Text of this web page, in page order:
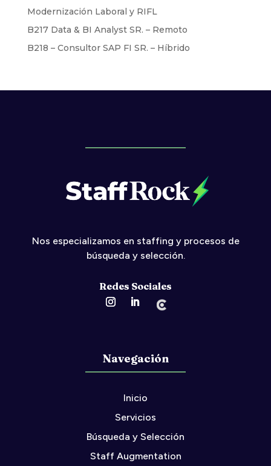
Modernización Laboral y RIFL
B217 Data & BI Analyst SR. – Remoto
B218 – Consultor SAP FI SR. – Híbrido
Nos especializamos en staffing y procesos de
búsqueda y selección.
Redes Sociales
Navegación
Inicio
Servicios
Búsqueda y Selección
Staff Augmentation